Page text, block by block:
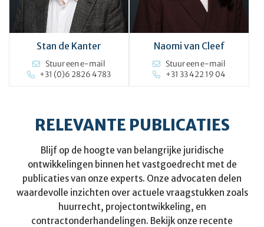
Stan de Kanter
Stuur een e-mail
+31 (0)6 2826 4783
Naomi van Cleef
Stuur een e-mail
+31 33 422 19 04
RELEVANTE PUBLICATIES
Blijf op de hoogte van belangrijke juridische
ontwikkelingen binnen het vastgoedrecht met de
publicaties van onze experts. Onze advocaten delen
waardevolle inzichten over actuele vraagstukken zoals
huurrecht, projectontwikkeling, en
contractonderhandelingen. Bekijk onze recente